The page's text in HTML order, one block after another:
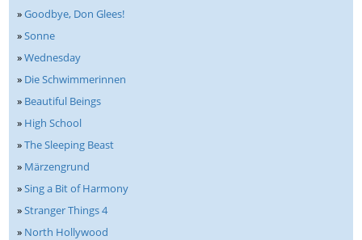
»Goodbye, Don Glees!
»Sonne
»Wednesday
» Die Schwimmerinnen
» Beautiful Beings
» High School
»The Sleeping Beast
» Märzengrund
»Sing a Bit of Harmony
»Stranger Things 4
» North Hollywood